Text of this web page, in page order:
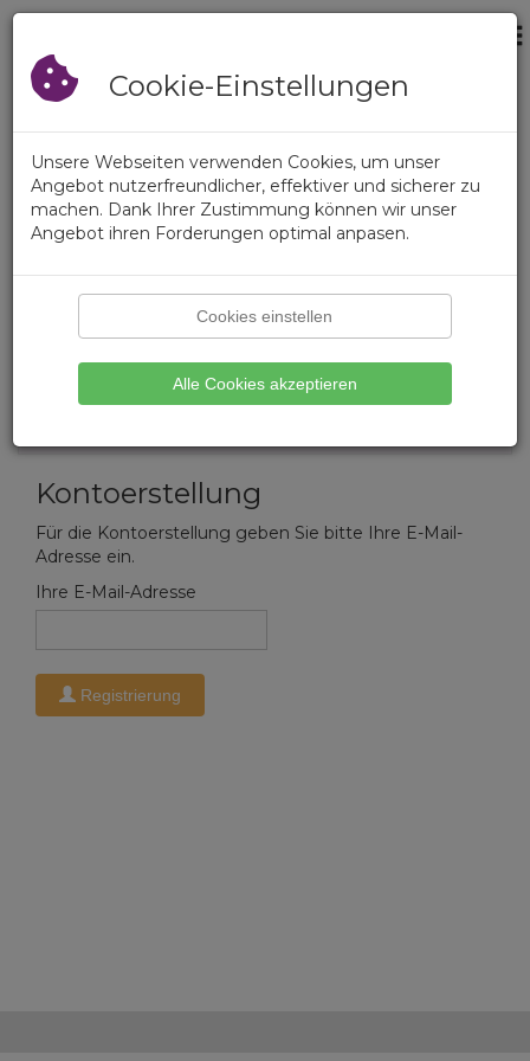
Cookie-Einstellungen
Unsere Webseiten verwenden Cookies, um unser
Angebot nutzerfreundlicher, effektiver und sicherer zu
machen. Dank Ihrer Zustimmung können wir unser
Angebot ihren Forderungen optimal anpasen.
Cookies einstellen
Alle Cookies akzeptieren
Anmeldung
Anmeldung
Benutzername oder E-Mail-Adresse
Kennwort vergessen?
Anmelden
Kontoerstellung
Für die Kontoerstellung geben Sie bitte Ihre E-Mail-
Adresse ein.
Ihre E-Mail-Adresse
Registrierung